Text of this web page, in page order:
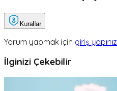
Kurallar
Yorum yapmak için giriş yapınız
İlginizi Çekebilir